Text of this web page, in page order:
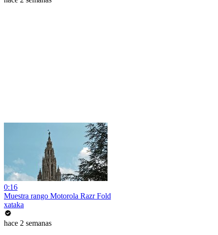
0:16
Muestra rango Motorola Razr Fold
xataka
hace 2 semanas